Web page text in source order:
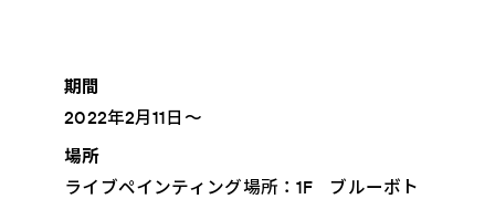
期間
2022年2月11日～
場所
ライブペインティング場所：1F ブルーボト